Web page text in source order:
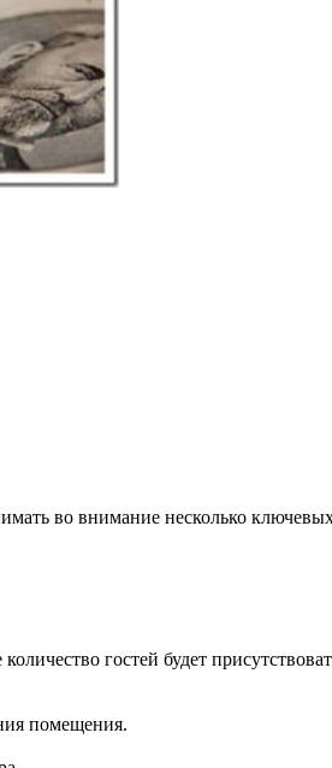
во внимание несколько
гостей будет
помещения.